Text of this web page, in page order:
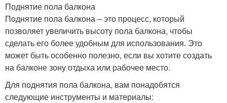
Поднятие пола балкона
Поднятие пола балкона – это процесс, который
позволяет увеличить высоту пола балкона, чтобы
сделать его более удобным для использования. Это
может быть особенно полезно, если вы хотите создать
на балконе зону отдыха или рабочее место.
Для поднятия пола балкона, вам понадобятся
следующие инструменты и материалы: